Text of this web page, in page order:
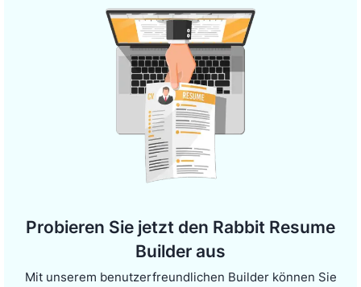
Probieren Sie jetzt den Rabbit Resume
Builder aus
Mit unserem benutzerfreundlichen Builder können Sie